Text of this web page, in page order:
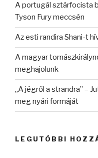
A portugál sztárfocista
Tyson Fury meccsén
Az esti randira Shani-t
A magyar
meghajolunk
„A jégről a strandra” –
meg nyári formáját
LEGUTÓBBI